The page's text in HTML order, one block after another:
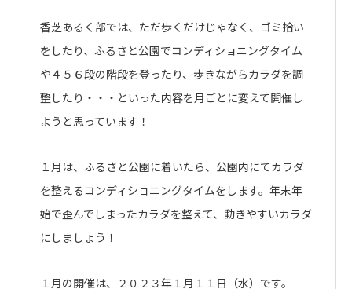
香芝あるく部では、ただ歩くだけじゃなく、ゴミ拾い
をしたり、ふるさと公園でコンディショニングタイム
や４５６段の階段を登ったり、歩きながらカラダを調
整したり・・・といった内容を月ごとに変えて開催し
ようと思っています！
１月は、ふるさと公園に着いたら、公園内にてカラダ
を整えるコンディショニングタイムをします。年末年
始で歪んでしまったカラダを整えて、動きやすいカラダ
にしましょう！
１月の開催は、２０２３年１月１１日（水）です。